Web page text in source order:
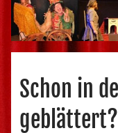
Schon in
geblättert?